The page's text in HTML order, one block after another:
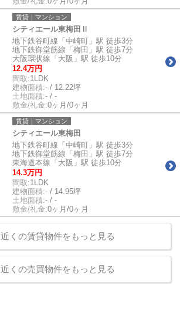
賃貸｜マンション
シティエール東梅田Ⅱ
地下鉄谷町線「中崎町」駅 徒歩3分
地下鉄御堂筋線「梅田」駅 徒歩7分
大阪環状線「大阪」駅 徒歩10分
12.4万円
間取:1LDK
建物面積:- / 12.22坪
土地面積:- / -
敷金/礼金:0ヶ月/0ヶ月
賃貸｜マンション
シティエール東梅田
地下鉄谷町線「中崎町」駅 徒歩3分
地下鉄御堂筋線「梅田」駅 徒歩7分
東海道本線「大阪」駅 徒歩10分
14.3万円
間取:1LDK
建物面積:- / 14.95坪
土地面積:- / -
敷金/礼金:0ヶ月/0ヶ月
近くの賃貸物件をもっと見る
近くの売買物件をもっと見る